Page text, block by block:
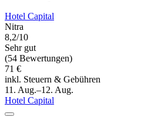
Hotel Capital
Nitra
8,2/10
Sehr gut
(54 Bewertungen)
71 €
inkl. Steuern & Gebühren
11. Aug.–12. Aug.
Hotel Capital